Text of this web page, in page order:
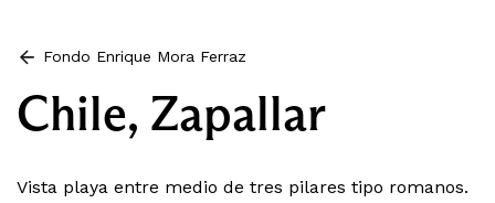
Fondo Enrique Mora Ferraz
Chile, Zapallar
Vista playa entre medio de tres pilares tipo romanos.